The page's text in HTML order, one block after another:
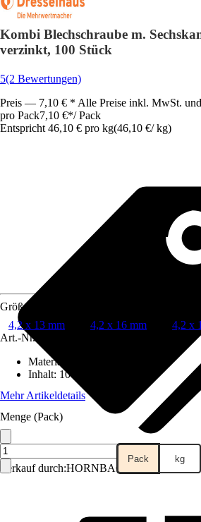
Kombi Blechschraube m.
verzinkt, 100 Stück
5(2 Bewertungen)
Preis — 7,10 € * Alle Preise inkl. MwSt.
pro Pack7,10 €*/ Pack
Entspricht 46,10 € pro kg(46,10 €/ kg)
Verkauf durch:HORNBACH
Größe
4,2 x 13 mm
4,2 x 16 mm
4,2 x
Art.-Nr.
Material
Inhalt: 100 Stück
Mehr Artikeldetails
Menge (Pack)
Pack kg